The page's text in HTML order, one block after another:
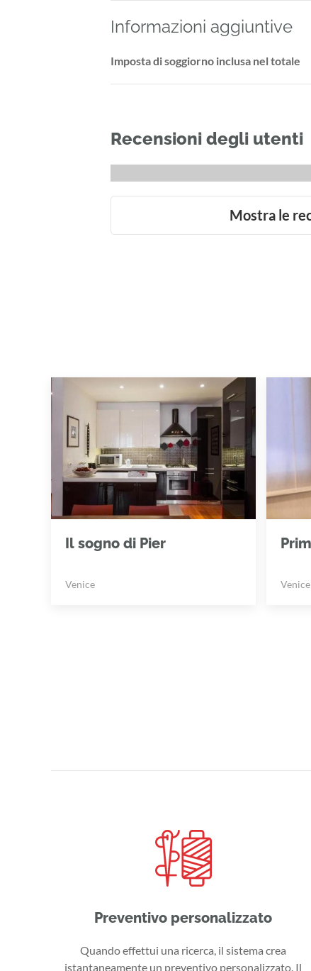
Informazioni aggiuntive
Imposta di soggiorno inclusa nel totale
Recensioni degli utenti
Mostra le
Il sogno di Pier
Venice Venice
Preventivo personalizzato
Quando effettui una ricerca, il sistema crea
istantaneamente un preventivo personalizzato. Il